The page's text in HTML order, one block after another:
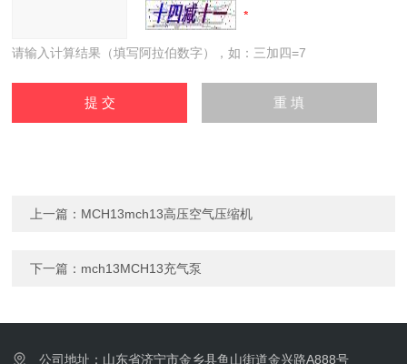
请输入计算结果（填写阿拉伯数字），如：三加四=7
上一篇： MCH13mch13高压空气压缩机
下一篇： mch13MCH13充气泵
公司地址：山东省济宁市金乡县鱼山街道金兴路A888号